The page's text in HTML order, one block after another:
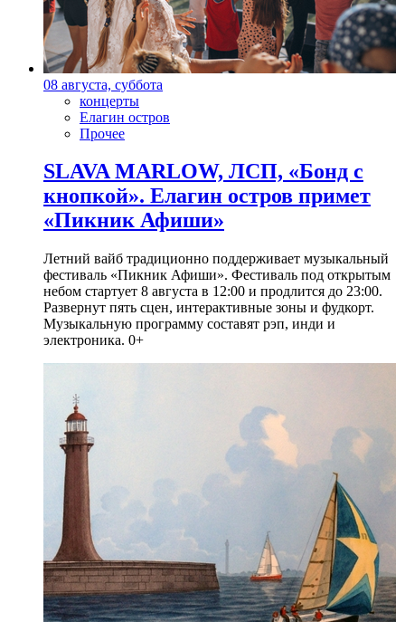
08 августа, суббота
концерты
Елагин остров
Прочее
SLAVA MARLOW, ЛСП, «Бонд с
кнопкой». Елагин остров примет
«Пикник Афиши»
Летний вайб традиционно поддерживает музыкальный
фестиваль «Пикник Афиши». Фестиваль под открытым
небом стартует 8 августа в 12:00 и продлится до 23:00.
Развернут пять сцен, интерактивные зоны и фудкорт.
Музыкальную программу составят рэп, инди и
электроника. 0+